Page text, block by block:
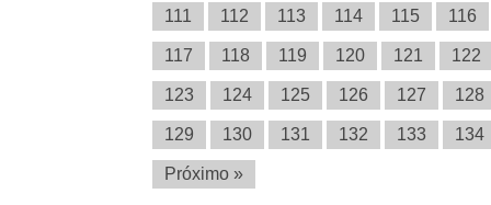
111 112 113 114 115 116
117 118 119 120 121 122
123 124 125 126 127 128
129 130 131 132 133 134
Próximo »